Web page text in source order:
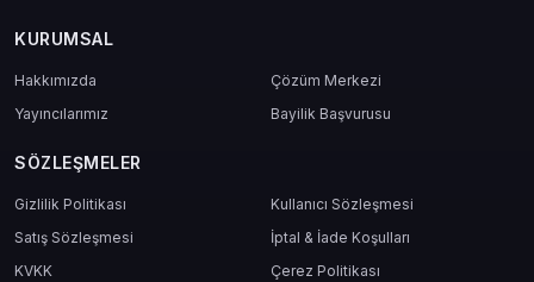
KURUMSAL
Hakkımızda
Çözüm Merkezi
Yayıncılarımız
Bayilik Başvurusu
SÖZLEŞMELER
Gizlilik Politikası
Kullanıcı Sözleşmesi
Satış Sözleşmesi
İptal & İade Koşulları
KVKK
Çerez Politikası